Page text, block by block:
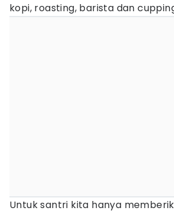
kopi, roasting, barista dan
Untuk santri kita hanya